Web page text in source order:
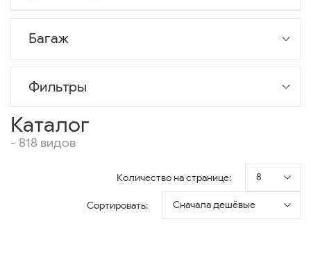
Багаж
Фильтры
Каталог
- 818 видов
Количество на странице: 8
Сортировать: Сначала дешёвые